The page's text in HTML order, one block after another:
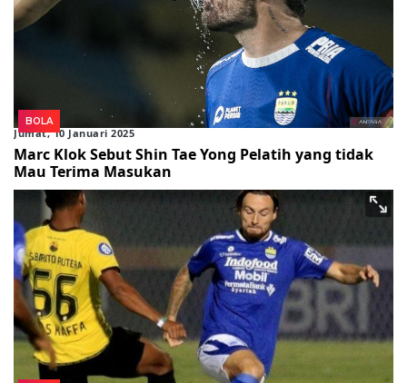
BOLA
Jumat, 10 Januari 2025
Marc Klok Sebut Shin Tae Yong Pelatih yang tidak
Mau Terima Masukan